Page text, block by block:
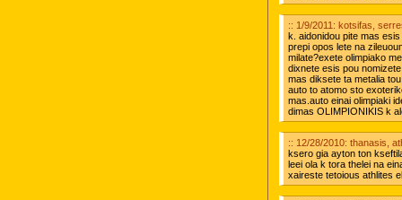
:: 1/9/2011: kotsifas,
k. aidonidou pite mas
prepi opos lete na
milate?exete olimpiako
dixnete esis pou
mas diksete ta metalia
auto to atomo sto
mas.auto einai olimpiaki
dimas OLIMPIONIKIS k
:: 12/28/2010: thanasis,
ksero gia ayton ton
leei ola k tora thelei na
xaireste tetoious athlites